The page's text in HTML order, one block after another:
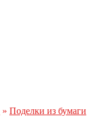
» Поделки из бумаги